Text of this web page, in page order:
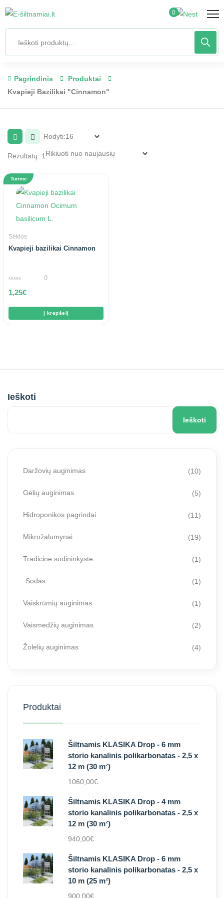
0
Pagrindinis
Produktai
Kvapieji Bazilikai "Cinnamon"
Rodyti:
Rezultatų: 1
Turime
Sėklos
Kvapieji bazilikai Cinnamon
out
5
0
1,25€
Į krepšelį
Ieškoti
Ieškoti
Daržovių auginimas (10)
Gėlių auginimas (5)
Hidroponikos pagrindai (11)
Mikrožalumynai (19)
Tradicinė sodininkystė (1)
Sodas (1)
Vaiskrūmių auginimas (1)
Vaismedžių auginimas (2)
Žolelių auginimas (4)
Produktai
Šiltnamis KLASIKA Drop - 6 mm
storio kanalinis polikarbonatas - 2,5 x
12 m (30 m²)
1060,00€
Šiltnamis KLASIKA Drop - 4 mm
storio kanalinis polikarbonatas - 2,5 x
12 m (30 m²)
940,00€
Šiltnamis KLASIKA Drop - 6 mm
storio kanalinis polikarbonatas - 2,5 x
10 m (25 m²)
900,00€